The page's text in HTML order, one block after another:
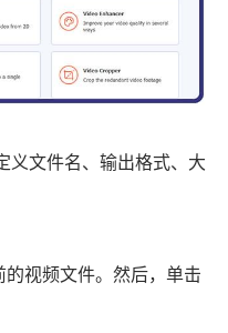
义文件名、输出格式、大
的视频文件。然后，单击